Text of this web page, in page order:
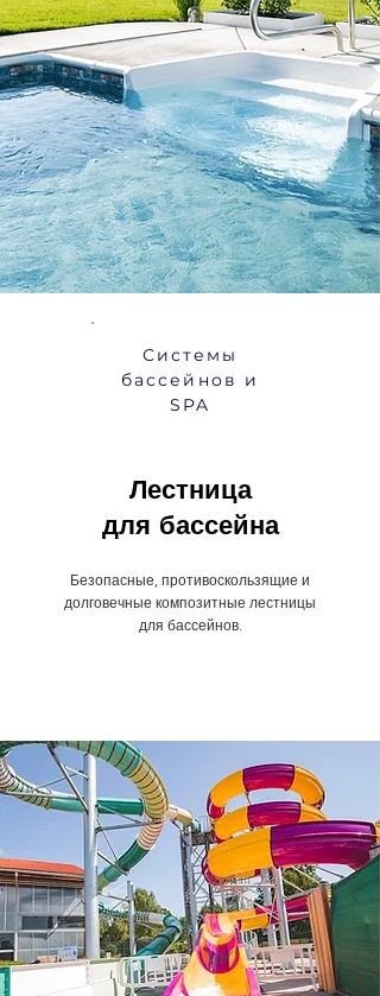
Системы
бассейнов и
SPA
Лестница
для бассейна
Безопасные, противоскользящие и
долговечные композитные лестницы
для бассейнов.